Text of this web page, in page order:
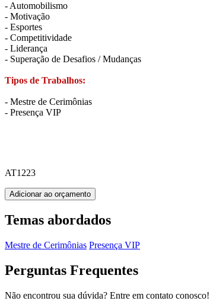
- Automobilismo
- Motivação
- Esportes
- Competitividade
- Liderança
- Superação de Desafios / Mudanças
Tipos de Trabalhos:
- Mestre de Cerimônias
- Presença VIP
AT1223
Adicionar ao orçamento
Temas abordados
Mestre de Cerimônias Presença VIP
Perguntas Frequentes
Não encontrou sua dúvida? Entre em contato conosco!